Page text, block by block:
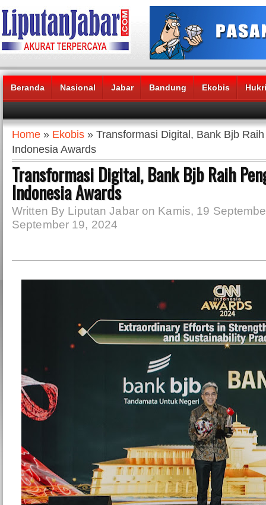
Beranda Nasional Jabar Bandung Ekobis
Headlines News :
Home » Ekobis » Transformasi Digital, Bank Bjb
Indonesia Awards
Transformasi Digital, Bank Bjb Raih
Indonesia Awards
Written By Liputan Jabar on Kamis, 19
September 19, 2024